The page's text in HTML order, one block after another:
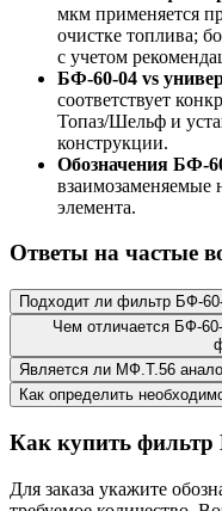
мкм применяется
очистке топлива;
с учетом
БФ-60-04 vs
соответствует
Топаз/Шельф и
конструкции.
Обозначения БФ-
взаимозаменяемые
элемента.
Ответы на частые
Подходит ли фильтр БФ-
Чем отличается БФ-
Является ли МФ.Т.56
Как определить
Как купить
Для заказа укажите